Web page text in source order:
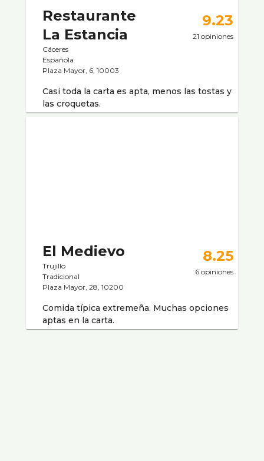
Restaurante
La Estancia
Cáceres
Española
Plaza Mayor, 6, 10003
9.23
21 opiniones
Casi toda la carta es apta, menos las tostas y
las croquetas.
El Medievo
Trujillo
Tradicional
Plaza Mayor, 28, 10200
8.25
6 opiniones
Comida típica extremeña. Muchas opciones
aptas en la carta.